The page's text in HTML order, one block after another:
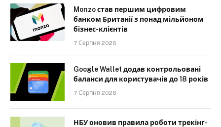
Monzo став першим цифровим
банком Британії з понад мільйоном
бізнес-клієнтів
7 Серпня 2026
Google Wallet додав контрольовані
баланси для користувачів до 18 років
7 Серпня 2026
НБУ оновив правила роботи трекінг-